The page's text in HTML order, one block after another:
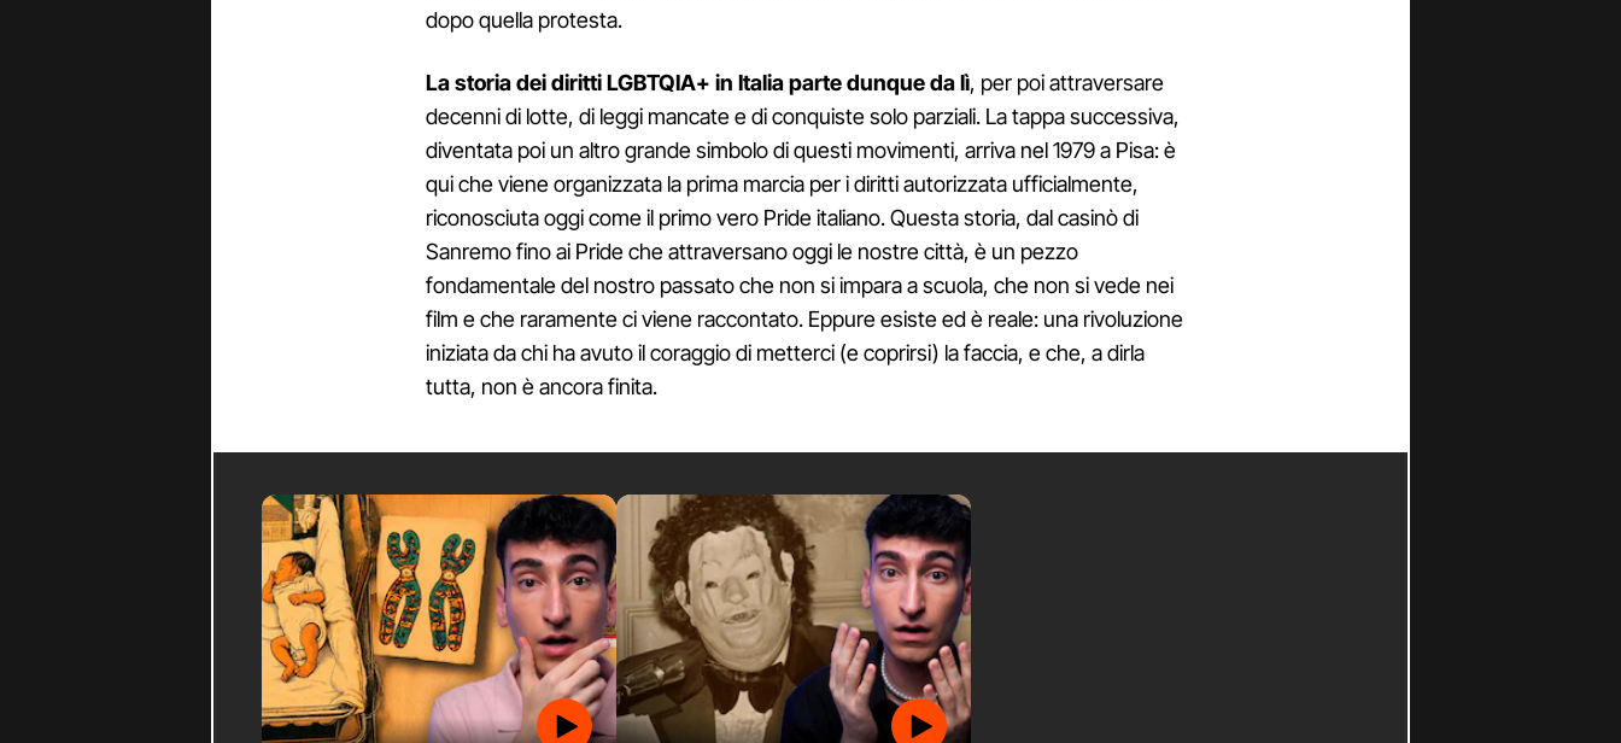
dopo quella protesta.
La storia dei diritti LGBTQIA+ in Italia parte dunque da lì, per poi attraversare
decenni di lotte, di leggi mancate e di conquiste solo parziali. La tappa successiva,
diventata poi un altro grande simbolo di questi movimenti, arriva nel 1979 a Pisa: è
qui che viene organizzata la prima marcia per i diritti autorizzata ufficialmente,
riconosciuta oggi come il primo vero Pride italiano. Questa storia, dal casinò di
Sanremo fino ai Pride che attraversano oggi le nostre città, è un pezzo
fondamentale del nostro passato che non si impara a scuola, che non si vede nei
film e che raramente ci viene raccontato. Eppure esiste ed è reale: una rivoluzione
iniziata da chi ha avuto il coraggio di metterci (e coprirsi) la faccia, e che, a dirla
tutta, non è ancora finita.